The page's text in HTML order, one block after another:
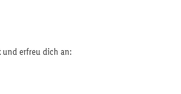
und erfreu dich an: